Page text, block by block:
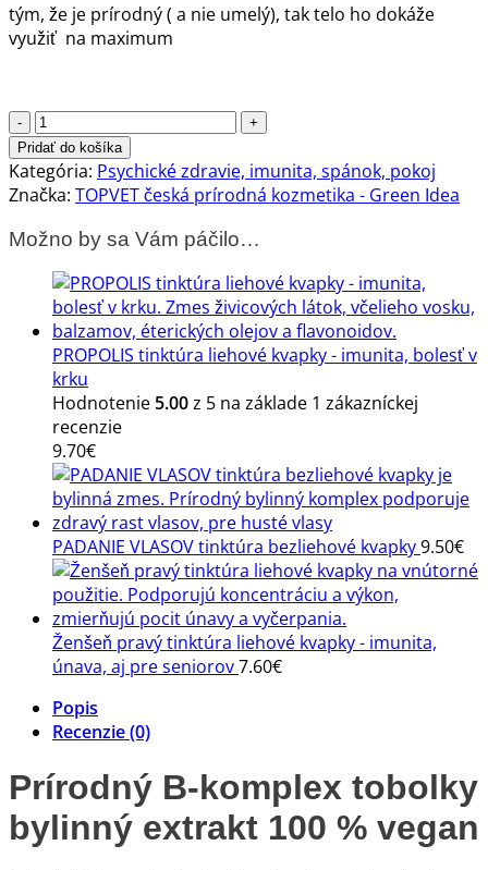
tým, že je prírodný ( a nie umelý), tak telo ho dokáže
využiť na maximum
množstvo
Prírodný
B-
komplex
tobolky
nervovú
sústavu
Pridať do košíka
Kategória: Psychické zdravie, imunita, spánok, pokoj
Značka: TOPVET česká prírodná kozmetika - Green Idea
Možno by sa Vám páčilo…
PROPOLIS tinktúra liehové kvapky - imunita, bolesť v
krku
Hodnotenie5.00z 5 na základe 1 zákazníckej
recenzie
9.70€
PADANIE VLASOV tinktúra bezliehové kvapky9.50€
Ženšeň pravý tinktúra liehové kvapky - imunita,
únava, aj pre seniorov7.60€
Popis
Recenzie (0)
Prírodný B-komplex tobolky
bylinný extrakt 100 % vegan